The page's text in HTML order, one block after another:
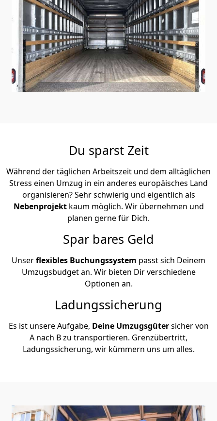
Du sparst Zeit
Während der täglichen Arbeitszeit und dem alltäglichen
Stress einen Umzug in ein anderes europäisches Land
organisieren? Sehr schwierig und eigentlich als
Nebenprojekt kaum möglich. Wir übernehmen und
planen gerne für Dich.
Spar bares Geld
Unserflexibles Buchungssystem passt sich Deinem
Umzugsbudget an. Wir bieten Dir verschiedene
Optionen an.
Ladungssicherung
Es ist unsere Aufgabe, Deine Umzugsgütersicher von
A nach B zu transportieren. Grenzübertritt,
Ladungssicherung, wir kümmern uns um alles.